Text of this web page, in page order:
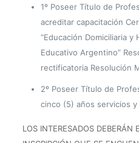
1º Poseer Título de
acreditar capacitación
“Educación Domiciliaria y
Educativo Argentino”
rectificatoria Resolución
2º Poseer Título de
cinco (5) años servicios
LOS INTERESADOS DEBERÁN